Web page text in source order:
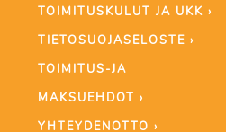
TOIMITUSKULUT JA UKK ›
TIETOSUOJASELOSTE ›
TOIMITUS-JA
MAKSUEHDOT ›
YHTEYDENOTTO ›